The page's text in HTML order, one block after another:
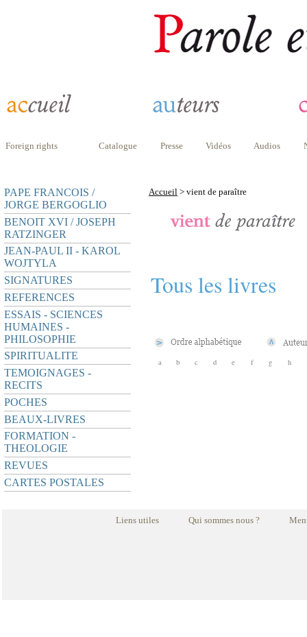
Foreign rights Catalogue Presse Vidéos Audios
PAPE FRANCOIS /
JORGE BERGOGLIO
BENOIT XVI / JOSEPH
RATZINGER
JEAN-PAUL II - KAROL
WOJTYLA
SIGNATURES
REFERENCES
ESSAIS - SCIENCES
HUMAINES -
PHILOSOPHIE
SPIRITUALITE
TEMOIGNAGES -
RECITS
POCHES
BEAUX-LIVRES
FORMATION -
THEOLOGIE
REVUES
CARTES POSTALES
Accueil > vient de paraître
Tous les livres
a b c d e f g h
Liens utiles Qui sommes nous ?